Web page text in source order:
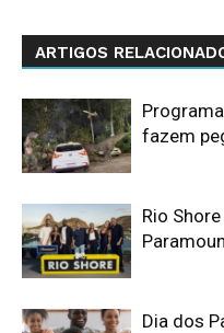
ARTIGOS
fazem
Rio
Dia dos